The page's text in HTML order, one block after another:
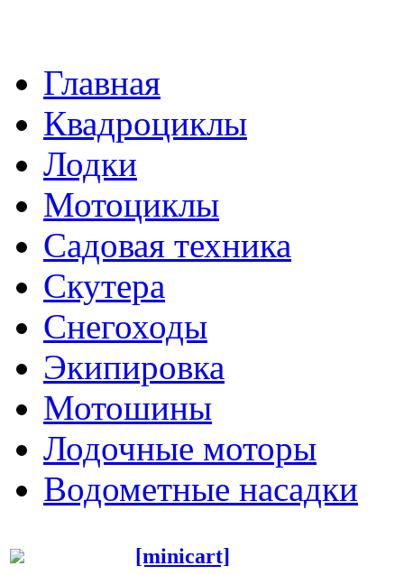
Главная
Квадроциклы
Лодки
Мотоциклы
Садовая техника
Скутера
Снегоходы
Экипировка
Мотошины
Лодочные моторы
Водометные насадки
[minicart]